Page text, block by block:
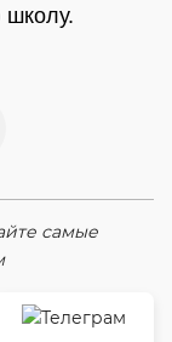
школу.
самые